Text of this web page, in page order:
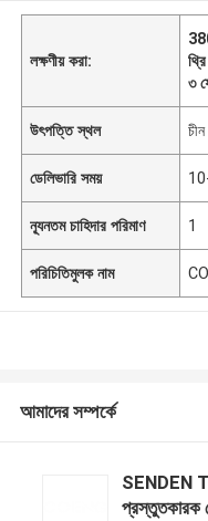
লক্ষণীয় করা:
৩
উৎপত্তি স্থল চীন
ডেলিভারি সময়
ন্যূনতম চাহিদার পরিমাণ 1
পরিচিতিমুলক নাম
আমাদের সম্পর্কে
SENDEN
প্রস্তুতকারক